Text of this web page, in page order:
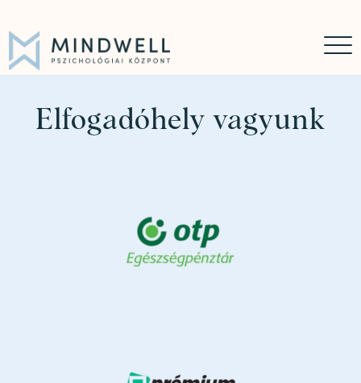
Elfogadóhely vagyunk